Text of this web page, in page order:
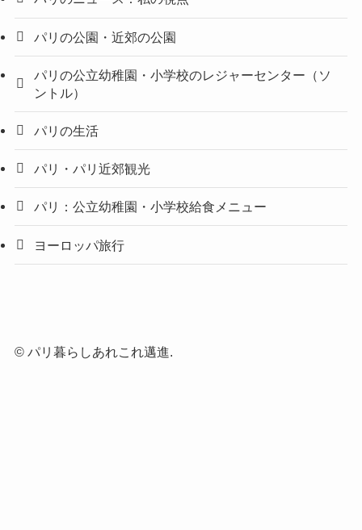
パリの公園・近郊の公園
パリの公立幼稚園・小学校のレジャーセンター（ソ
ントル）
パリの生活
パリ・パリ近郊観光
パリ：公立幼稚園・小学校給食メニュー
ヨーロッパ旅行
©パリ暮らしあれこれ邁進.